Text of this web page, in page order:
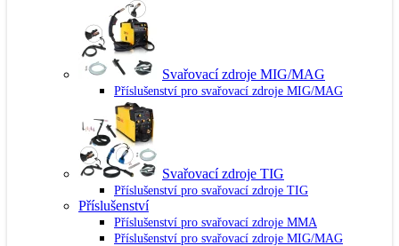
Svařovací zdroje MIG/MAG
Příslušenství pro svařovací zdroje MIG/MAG
Svařovací zdroje TIG
Příslušenství pro svařovací zdroje TIG
Příslušenství
Příslušenství pro svařovací zdroje MMA
Příslušenství pro svařovací zdroje MIG/MAG